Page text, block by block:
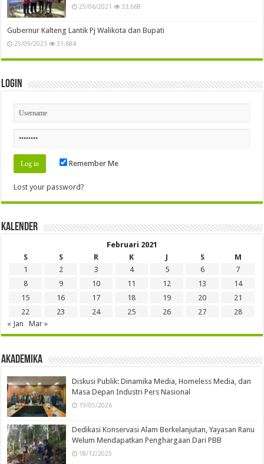
25/06/2021 33,668
Gubernur Kalteng Lantik Pj Walikota dan Bupati
25/09/2023 31,684
Login
Remember Me
Lost your password?
Kalender
Februari 2021
S
S R K J S
M
1
2 3 4 5 6
7
8
9 10 11 12 13
14
15
16 17 18 19 20
21
22
23 24 25 26 27
28
« Jan
Mar »
Akademika
Diskusi Publik: Dinamika Media, Homeless Media, dan
Masa Depan Industri Pers Nasional
19/05/2026
Dedikasi Konservasi Alam Berkelanjutan, Yayasan Ranu
Welum Mendapatkan Penghargaan Dari PBB
18/12/2025